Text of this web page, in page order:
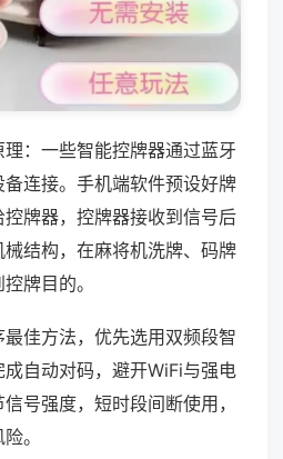
：一些智能控牌器通过蓝牙
连接。手机端软件预设好牌
牌器，控牌器接收到信号后
结构，在麻将机洗牌、码牌
牌目的。
佳方法，优先选用双频段智
自动对码，避开WiFi与强电
号强度，短时段间断使用，
。